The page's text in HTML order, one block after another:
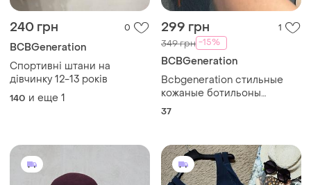
240 грн 0
BCBGeneration
Спортивні штани на
дівчинку 12-13 років
140 и еще 1
299 грн 1
349 грн -15%
BCBGeneration
Bcbgeneration стильные
кожаные ботильоны
коричневого
37